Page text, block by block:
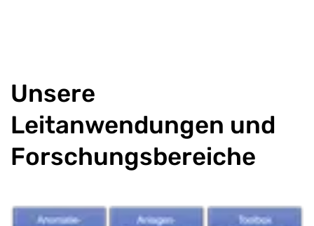
Unsere
Leitanwendungen und
Forschungsbereiche